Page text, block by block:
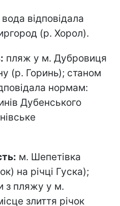
відповідала
(р. Хорол).
пляж у м. Дубровиця
(р. Горинь); станом
нормам:
Дубенського
м. Шепетівка
на річці Гуска);
з пляжу у м.
злиття річок